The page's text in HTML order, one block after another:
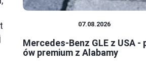
07.08.2026
Mercedes-Benz GLE z USA -
ów premium z Alabamy